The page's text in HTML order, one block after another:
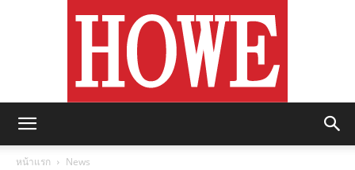
หน้าแรก News